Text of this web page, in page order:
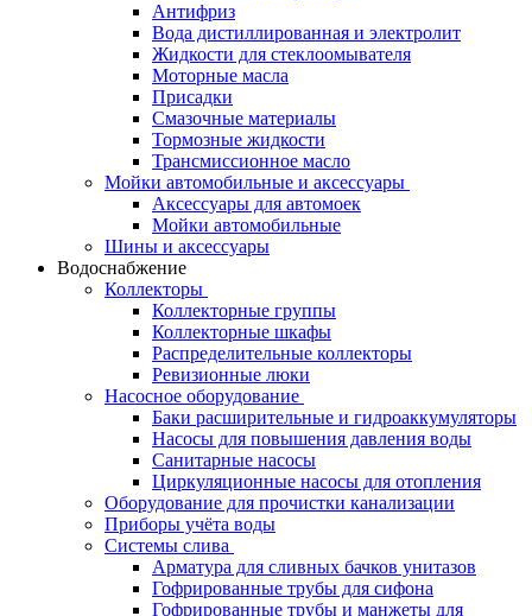
Антифриз
Вода дистиллированная и электролит
Жидкости для стеклоомывателя
Моторные масла
Присадки
Смазочные материалы
Тормозные жидкости
Трансмиссионное масло
Мойки автомобильные и аксессуары
Аксессуары для автомоек
Мойки автомобильные
Шины и аксессуары
Водоснабжение
Коллекторы
Коллекторные группы
Коллекторные шкафы
Распределительные коллекторы
Ревизионные люки
Насосное оборудование
Баки расширительные и гидроаккумуляторы
Насосы для повышения давления воды
Санитарные насосы
Циркуляционные насосы для отопления
Оборудование для прочистки канализации
Приборы учёта воды
Системы слива
Арматура для сливных бачков унитазов
Гофрированные трубы для сифона
Гофрированные трубы и манжеты для